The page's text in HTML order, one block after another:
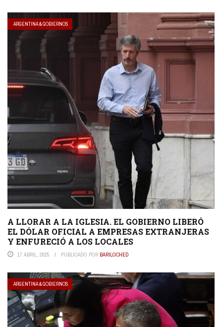
ARGENTINA & GOBIERNOS
A LLORAR A LA IGLESIA. EL GOBIERNO LIBERÓ
EL DÓLAR OFICIAL A EMPRESAS EXTRANJERAS
Y ENFURECIÓ A LOS LOCALES
17 ABRIL, 2025 PUBLICADO POR BARILOCHED
ARGENTINA & GOBIERNOS